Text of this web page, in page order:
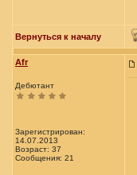
Вернуться к началу
Afr
Дебютант
Зарегистрирован:
14.07.2013
Возраст: 37
Сообщения: 21